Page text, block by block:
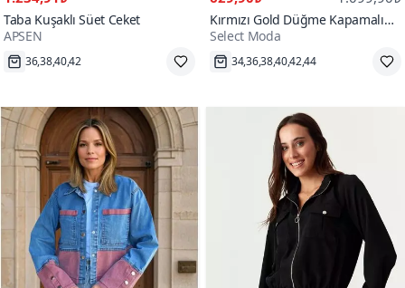
Taba Kuşaklı Süet Ceket
APSEN
Hızlı Kargo
Kırmızı Gold Düğme Kapamalı
Astarlı Blazer Ceket
Select Moda
Hızlı Kargo